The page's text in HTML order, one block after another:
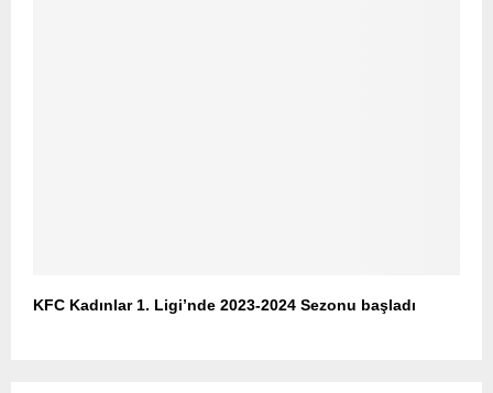
KFC Kadınlar 1. Ligi’nde 2023-2024 Sezonu başladı